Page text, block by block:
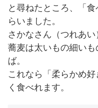
と尋ねたところ、「
らいました。
さかなさん（つれあい
蕎麦は太いもの細い
ば。
これなら「柔らかめ
く食べれます。